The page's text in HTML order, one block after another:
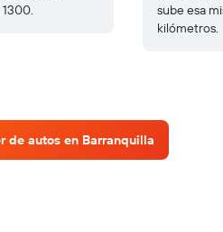
sube esa
kilómetros.
de autos en Barranquilla